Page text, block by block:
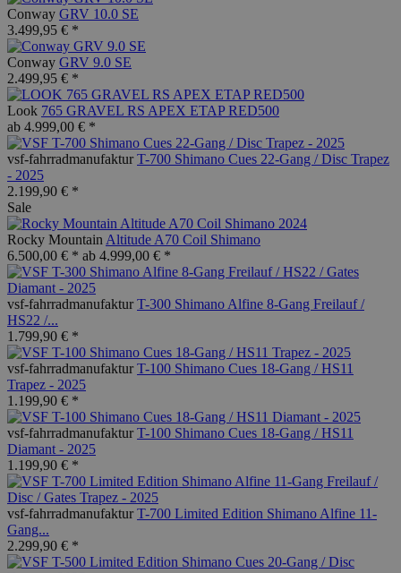
Conway GRV 10.0 SE
3.499,95 € *
Conway GRV 9.0 SE
2.499,95 € *
Look 765 GRAVEL RS APEX ETAP RED500
ab 4.999,00 € *
vsf-fahrradmanufaktur T-700 Shimano Cues 22-Gang / Disc Trapez
- 2025
2.199,90 € *
Sale
Rocky Mountain Altitude A70 Coil Shimano
6.500,00 € * ab 4.999,00 € *
vsf-fahrradmanufaktur T-300 Shimano Alfine 8-Gang Freilauf /
HS22 /...
1.799,90 € *
vsf-fahrradmanufaktur T-100 Shimano Cues 18-Gang / HS11
Trapez - 2025
1.199,90 € *
vsf-fahrradmanufaktur T-100 Shimano Cues 18-Gang / HS11
Diamant - 2025
1.199,90 € *
vsf-fahrradmanufaktur T-700 Limited Edition Shimano Alfine 11-
Gang...
2.299,90 € *